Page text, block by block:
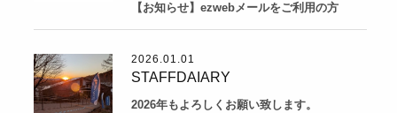
【お知らせ】ezwebメールをご利用の方
2026.01.01
STAFFDAIARY
2026年もよろしくお願い致します。